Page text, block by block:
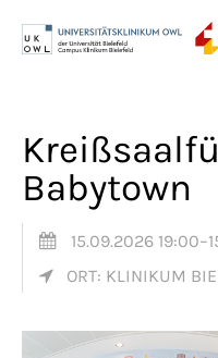
Anmelden
Babytown
15.09.2026
ORT: KLINIKUM